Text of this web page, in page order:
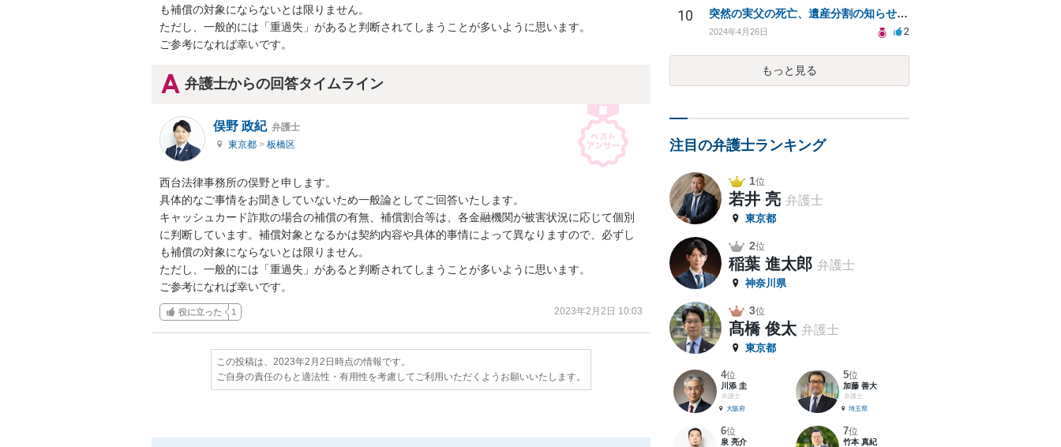
も補償の対象にならないとは限りません。
ただし、一般的には「重過失」があると判断されてしまうことが多いように思います。
ご参考になれば幸いです。
弁護士からの回答タイムライン
俣野 政紀 弁護士
東京都 > 板橋区
西台法律事務所の俣野と申します。
具体的なご事情をお聞きしていないため一般論としてご回答いたします。
キャッシュカード詐欺の場合の補償の有無、補償割合等は、各金融機関が被害状況に応じて個別
に判断しています。補償対象となるかは契約内容や具体的事情によって異なりますので、必ずし
も補償の対象にならないとは限りません。
ただし、一般的には「重過失」があると判断されてしまうことが多いように思います。
ご参考になれば幸いです。
役に立った 1 2023年2月2日 10:03
この投稿は、2023年2月2日時点の情報です。
ご自身の責任のもと適法性・有用性を考慮してご利用いただくようお願いいたします。
10 突然の実父の死亡、遺産分割の知らせで、死亡2ヶ月前に中国人との婚姻や贈与に不審感！
2024年4月26日 2
もっと見る
注目の弁護士ランキング
1位
若井 亮 弁護士
東京都
2位
稲葉 進太郎 弁護士
神奈川県
3位
髙橋 俊太 弁護士
東京都
4位
川添 圭
弁護士
大阪府
5位
加藤 善大
弁護士
埼玉県
6位
泉 亮介
7位
竹本 真紀